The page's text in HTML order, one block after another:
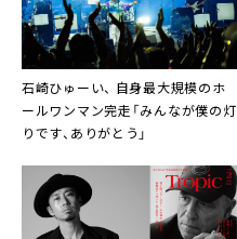
石崎ひゅーい、 自身最大規模のホ
ールワンマン完走「みんなが僕の灯
りです、ありがとう」